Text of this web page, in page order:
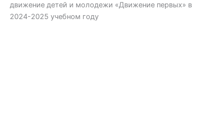
движение детей и молодежи «Движение первых» в
2024-2025 учебном году